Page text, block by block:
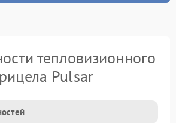
тепловизионного
Pulsar